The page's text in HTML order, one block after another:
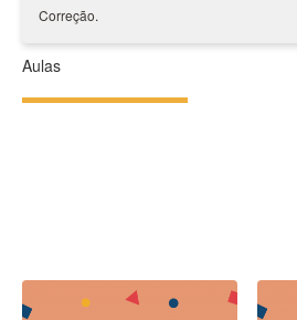
Correção.
Aulas